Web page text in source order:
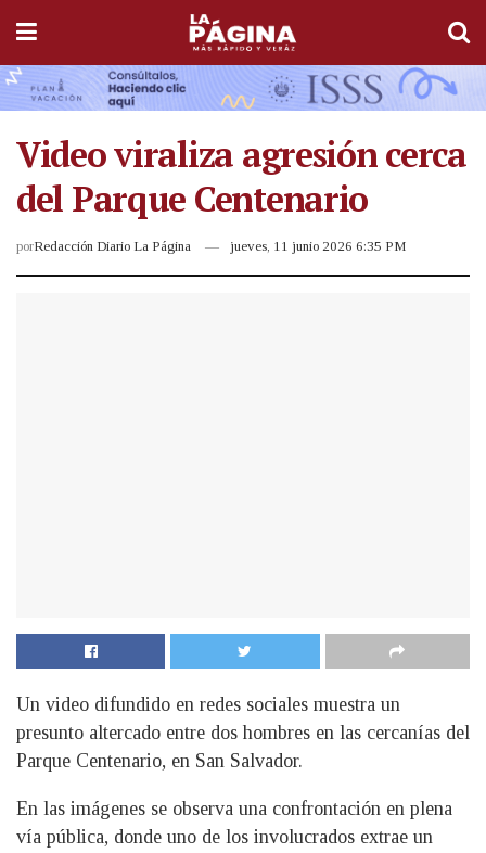
Video viraliza agresión cerca
del Parque Centenario
porRedacción Diario La Página jueves, 11 junio 2026 6:35 PM
Un video difundido en redes sociales muestra un
presunto altercado entre dos hombres en las cercanías del
Parque Centenario, en San Salvador.
En las imágenes se observa una confrontación en plena
vía pública, donde uno de los involucrados extrae un